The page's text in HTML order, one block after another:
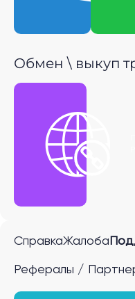
Обмен \ выкуп
СправкаЖалоба
Рефералы /